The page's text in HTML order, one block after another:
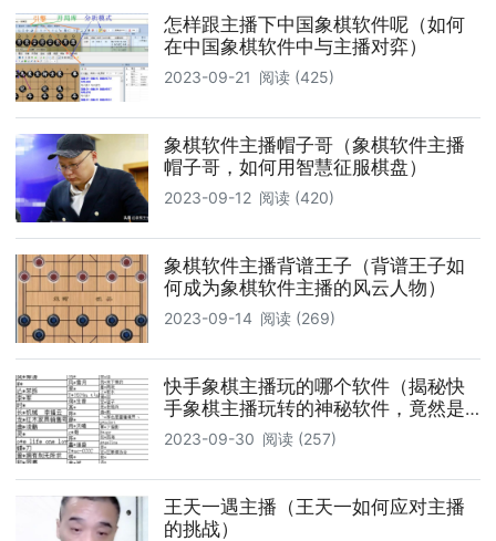
怎样跟主播下中国象棋软件呢（如何
在中国象棋软件中与主播对弈）
2023-09-21 阅读 (425)
象棋软件主播帽子哥（象棋软件主播
帽子哥，如何用智慧征服棋盘）
2023-09-12 阅读 (420)
象棋软件主播背谱王子（背谱王子如
何成为象棋软件主播的风云人物）
2023-09-14 阅读 (269)
快手象棋主播玩的哪个软件（揭秘快
手象棋主播玩转的神秘软件，竟然是
它）
2023-09-30 阅读 (257)
王天一遇主播（王天一如何应对主播
的挑战）